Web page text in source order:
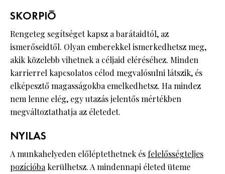
SKORPIÓ
Rengeteg segítséget kapsz a barátaidtól, az
ismerőseidtől. Olyan emberekkel ismerkedhetsz meg,
akik közelebb vihetnek a céljaid eléréséhez. Minden
karrierrel kapcsolatos célod megvalósulni látszik, és
elképesztő magasságokba emelkedhetsz. Ha mindez
nem lenne elég, egy utazás jelentős mértékben
megváltoztathatja az életedet.
NYILAS
A munkahelyeden előléptethetnek és felelősségteljes
pozícióbakerülhetsz. A mindennapi életed üteme